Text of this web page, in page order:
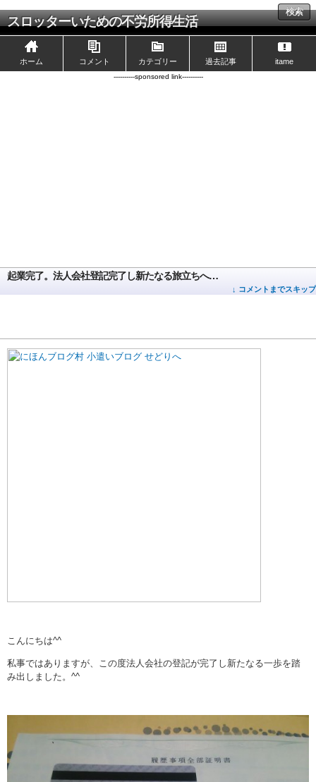
スロッターいための不労所得生活
検索
ホーム コメント カテゴリー 過去記事 itame
----------sponsored link----------
起業完了。法人会社登記完了し新たなる旅立ちへ…
↓ コメントまでスキップ
こんにちは^^
私事ではありますが、この度法人会社の登記が完了し新たなる一歩を踏
み出しました。^^